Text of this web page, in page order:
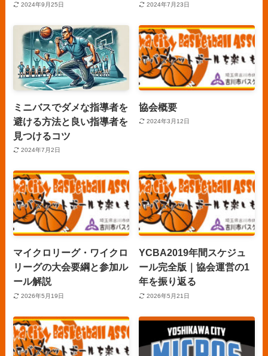
2024年9月25日 2024年7月23日
ミニバスでダメな指導者を
避ける方法と良い指導者を
見つけるコツ
2024年7月2日
協会概要
2024年3月12日
マイクロリーグ・ワイクロ
リーグの大会要綱と参加ル
ール解説
2026年5月19日
YCBA2019年間スケジュ
ール完全版｜協会運営の1
年を振り返る
2026年5月21日